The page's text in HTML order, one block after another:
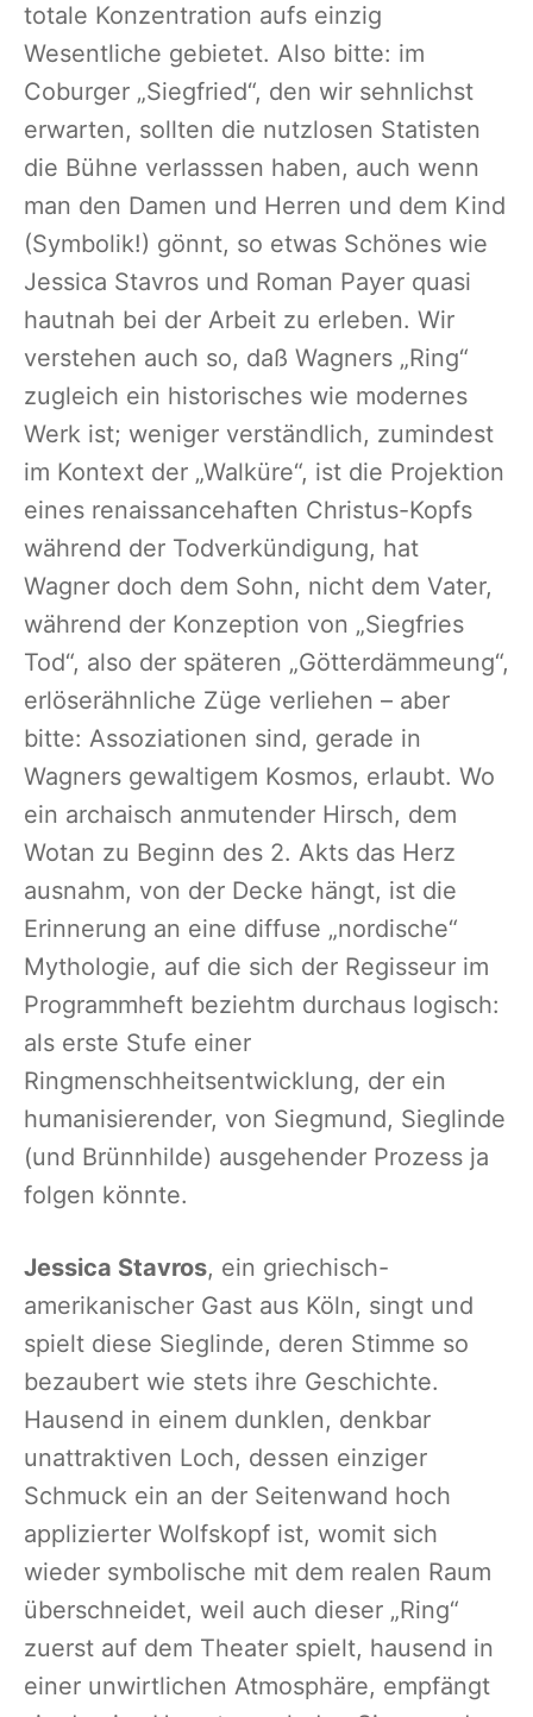
totale Konzentration aufs einzig
Wesentliche gebietet. Also bitte: im
Coburger „Siegfried“, den wir sehnlichst
erwarten, sollten die nutzlosen Statisten
die Bühne verlasssen haben, auch wenn
man den Damen und Herren und dem Kind
(Symbolik!) gönnt, so etwas Schönes wie
Jessica Stavros und Roman Payer quasi
hautnah bei der Arbeit zu erleben. Wir
verstehen auch so, daß Wagners „Ring“
zugleich ein historisches wie modernes
Werk ist; weniger verständlich, zumindest
im Kontext der „Walküre“, ist die Projektion
eines renaissancehaften Christus-Kopfs
während der Todverkündigung, hat
Wagner doch dem Sohn, nicht dem Vater,
während der Konzeption von „Siegfries
Tod“, also der späteren „Götterdämmeung“,
erlöserähnliche Züge verliehen – aber
bitte: Assoziationen sind, gerade in
Wagners gewaltigem Kosmos, erlaubt. Wo
ein archaisch anmutender Hirsch, dem
Wotan zu Beginn des 2. Akts das Herz
ausnahm, von der Decke hängt, ist die
Erinnerung an eine diffuse „nordische“
Mythologie, auf die sich der Regisseur im
Programmheft beziehtm durchaus logisch:
als erste Stufe einer
Ringmenschheitsentwicklung, der ein
humanisierender, von Siegmund, Sieglinde
(und Brünnhilde) ausgehender Prozess ja
folgen könnte.
Jessica Stavros, ein griechisch-
amerikanischer Gast aus Köln, singt und
spielt diese Sieglinde, deren Stimme so
bezaubert wie stets ihre Geschichte.
Hausend in einem dunklen, denkbar
unattraktiven Loch, dessen einziger
Schmuck ein an der Seitenwand hoch
applizierter Wolfskopf ist, womit sich
wieder symbolische mit dem realen Raum
überschneidet, weil auch dieser „Ring“
zuerst auf dem Theater spielt, hausend in
einer unwirtlichen Atmosphäre, empfängt